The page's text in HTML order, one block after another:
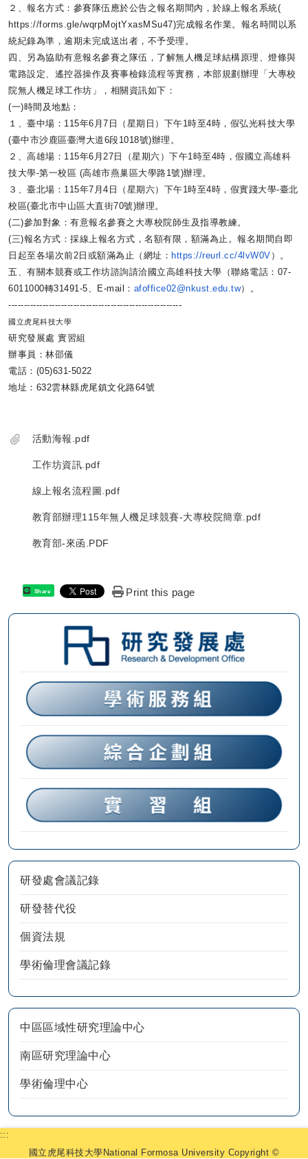
２、報名方式：參賽隊伍應於公告之報名期間內，於線上報名系統(
https://forms.gle/wqrpMojtYxasMSu47)完成報名作業。 報名時間以系
統紀錄為準，逾期未完成送出者，不予受理。
四、另為協助有意報名參賽之隊伍，了解無人機足球結構原理、 燈條與
電路設定、遙控器操作及賽事檢錄流程等實務， 本部規劃辦理「大專校
院無人機足球工作坊」，相關資訊如下：
(一)時間及地點：
１、臺中場：115年6月7日（星期日）下午1時至4時， 假弘光科技大學
(臺中市沙鹿區臺灣大道6段1018號)辦理。
２、高雄場：115年6月27日（星期六）下午1時至4時， 假國立高雄科
技大學-第一校區 (高雄市燕巢區大學路1號)辦理。
３、臺北場：115年7月4日（星期六）下午1時至4時， 假實踐大學-臺北
校區(臺北市中山區大直街70號)辦理。
(二)參加對象：有意報名參賽之大專校院師生及指導教練。
(三)報名方式：採線上報名方式，名額有限，額滿為止。 報名期間自即
日起至各場次前2日或額滿為止（網址： https://reurl.cc/4lvW0V ）。
五、有關本競賽或工作坊諮詢請洽國立高雄科技大學（聯絡電話： 07-
6011000轉31491-5、E-mail： afoffice02@nkust.edu.tw）。
--------------------------------------------------------
國立虎尾科技大學
研究發展處 實習組
辦事員：林邵儀
電話：(05)631-5022
地址：632雲林縣虎尾鎮文化路64號
活動海報.pdf
工作坊資訊.pdf
線上報名流程圖.pdf
教育部辦理115年無人機足球競賽-大專校院簡章.pdf
教育部-來函.PDF
Share Print this page
研發處會議記錄
研發替代役
個資法規
學術倫理會議記錄
中區區域性研究理論中心
南區研究理論中心
學術倫理中心
:::
國立虎尾科技大學National Formosa University Copyright ©